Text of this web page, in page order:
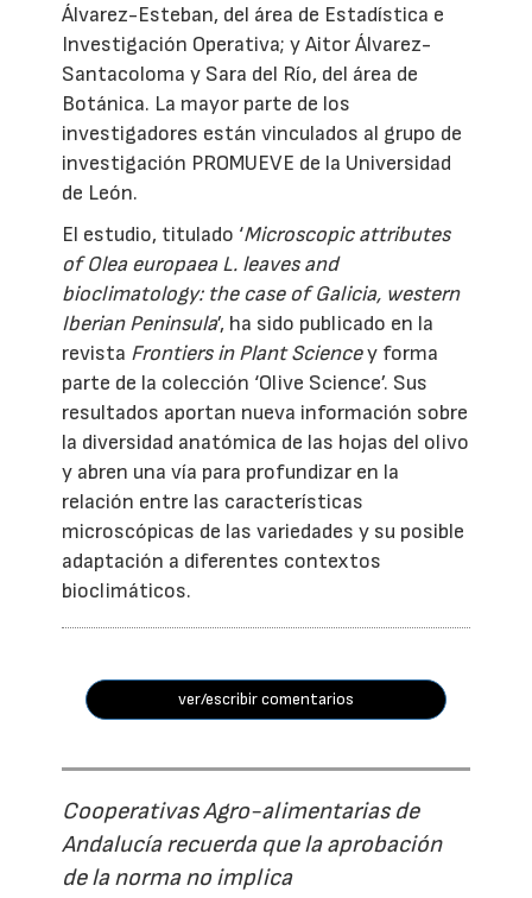
Álvarez-Esteban, del área de Estadística e
Investigación Operativa; y Aitor Álvarez-
Santacoloma y Sara del Río, del área de
Botánica. La mayor parte de los
investigadores están vinculados al grupo de
investigación PROMUEVE de la Universidad
de León.
El estudio, titulado ‘Microscopic attributes
of Olea europaea L. leaves and
bioclimatology: the case of Galicia, western
Iberian Peninsula’, ha sido publicado en la
revista Frontiers in Plant Sciencey forma
parte de la colección ‘Olive Science’. Sus
resultados aportan nueva información sobre
la diversidad anatómica de las hojas del olivo
y abren una vía para profundizar en la
relación entre las características
microscópicas de las variedades y su posible
adaptación a diferentes contextos
bioclimáticos.
ver/escribir comentarios
Cooperativas Agro-alimentarias de
Andalucía recuerda que la aprobación
de la norma no implica